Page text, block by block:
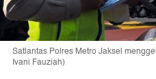
Satlantas Polres Metro Jaksel
Ivani Fauziah)